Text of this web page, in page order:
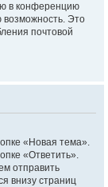
в конференцию
возможность. Это
почтовой
«Новая тема».
«Ответить».
отправить
внизу страниц